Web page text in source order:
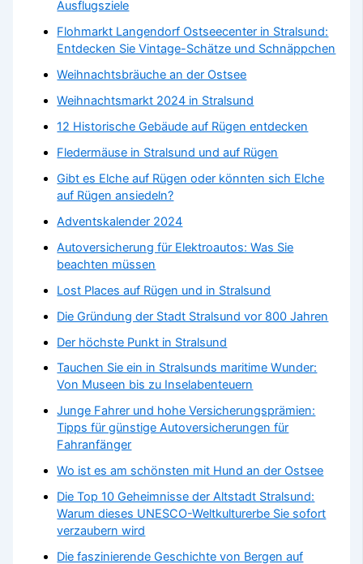
Ausflugsziele
Flohmarkt Langendorf Ostseecenter in Stralsund:
Entdecken Sie Vintage-Schätze und Schnäppchen
Weihnachtsbräuche an der Ostsee
Weihnachtsmarkt 2024 in Stralsund
12 Historische Gebäude auf Rügen entdecken
Fledermäuse in Stralsund und auf Rügen
Gibt es Elche auf Rügen oder könnten sich Elche
auf Rügen ansiedeln?
Adventskalender 2024
Autoversicherung für Elektroautos: Was Sie
beachten müssen
Lost Places auf Rügen und in Stralsund
Die Gründung der Stadt Stralsund vor 800 Jahren
Der höchste Punkt in Stralsund
Tauchen Sie ein in Stralsunds maritime Wunder:
Von Museen bis zu Inselabenteuern
Junge Fahrer und hohe Versicherungsprämien:
Tipps für günstige Autoversicherungen für
Fahranfänger
Wo ist es am schönsten mit Hund an der Ostsee
Die Top 10 Geheimnisse der Altstadt Stralsund:
Warum dieses UNESCO-Weltkulturerbe Sie sofort
verzaubern wird
Die faszinierende Geschichte von Bergen auf